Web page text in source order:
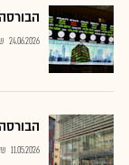
24.06.2026
11.05.2026